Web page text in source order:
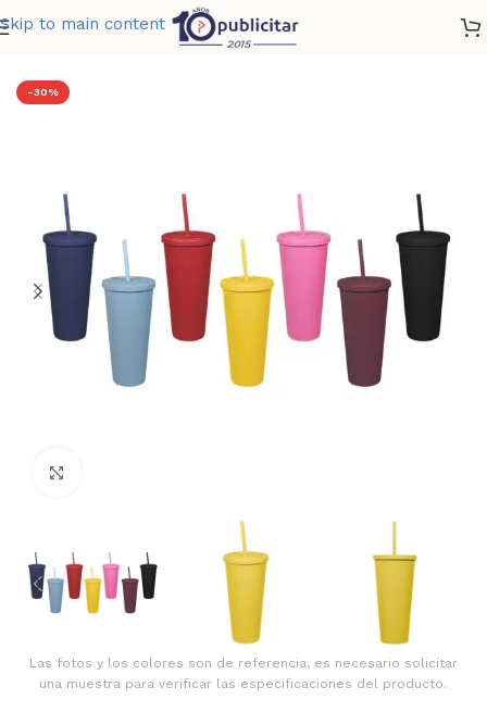
Skip to main content
VASO BLAG
-30%
Las fotos y los colores son de referencia, es necesario solicitar
una muestra para verificar las especificaciones del producto.